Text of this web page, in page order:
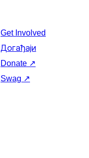
Get Involved
Догађаји
Donate ↗
Swag ↗